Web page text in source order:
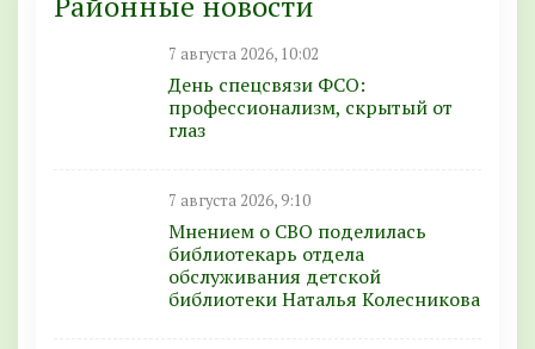
7 августа 2026, 10:02
День спецсвязи ФСО:
профессионализм, скрытый от
глаз
7 августа 2026, 9:10
Мнением о СВО поделилась
библиотекарь отдела
обслуживания детской
библиотеки Наталья Колесникова